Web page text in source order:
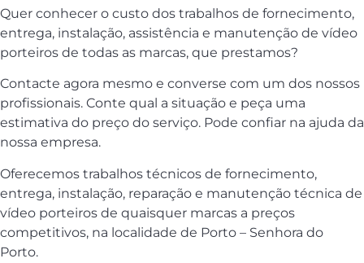
Quer conhecer o custo dos trabalhos de fornecimento,
entrega, instalação, assistência e manutenção de vídeo
porteiros de todas as marcas, que prestamos?
Contacte agora mesmo e converse com um dos nossos
profissionais. Conte qual a situação e peça uma
estimativa do preço do serviço. Pode confiar na ajuda da
nossa empresa.
Oferecemos trabalhos técnicos de fornecimento,
entrega, instalação, reparação e manutenção técnica de
vídeo porteiros de quaisquer marcas a preços
competitivos, na localidade de Porto – Senhora do
Porto.